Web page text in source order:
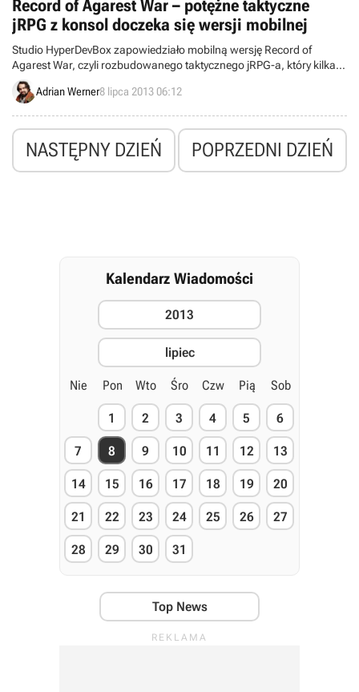
Record of Agarest War – potężne taktyczne
jRPG z konsol doczeka się wersji mobilnej
Studio HyperDevBox zapowiedziało mobilną wersję Record of
Agarest War, czyli rozbudowanego taktycznego jRPG-a, który kilka
lat temu zdobył sporą popularność na konsolach PlayStation 3 i
Xbox 360.
Adrian Werner8 lipca 2013 06:12
NASTĘPNY DZIEŃ POPRZEDNI DZIEŃ
Kalendarz Wiadomości
2013
lipiec
Nie Pon Wto Śro Czw Pią Sob
1 2 3 4 5 6
7 8 9 10 11 12 13
14 15 16 17 18 19 20
21 22 23 24 25 26 27
28 29 30 31
Top News